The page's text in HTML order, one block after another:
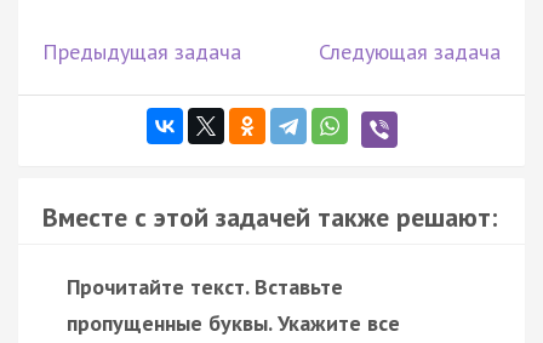
Предыдущая задача Следующая задача
Вместе с этой задачей также решают:
Прочитайте текст. Вставьте
пропущенные буквы. Укажите все